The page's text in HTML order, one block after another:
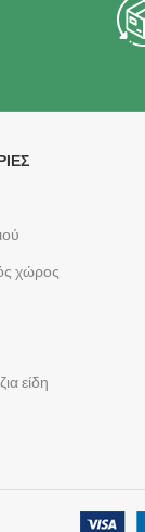
χώρος
είδη